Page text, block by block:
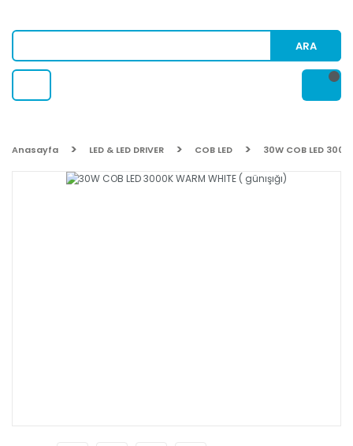
ARA
Anasayfa LED & LED DRIVER COB LED 30W COB LED